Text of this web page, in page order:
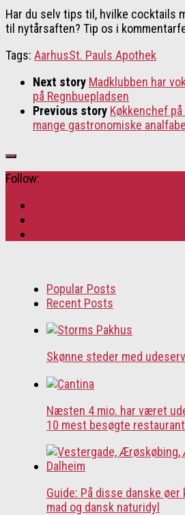
Har du selv tips til, hvilke cocktails
til nytårsaften? Tip os i
Tags: AarhusSt. Pauls Apothek
Next story Madklubben har
på Regnbuepladsen
Previous story Køkkenchef
mange gastronomiske
Follow:
Popular Posts
Recent Posts
Skønne steder med
Næsten 4 mio. har været
10 mest besøgte
Guide: På disse danske
mad og dansk naturidyl